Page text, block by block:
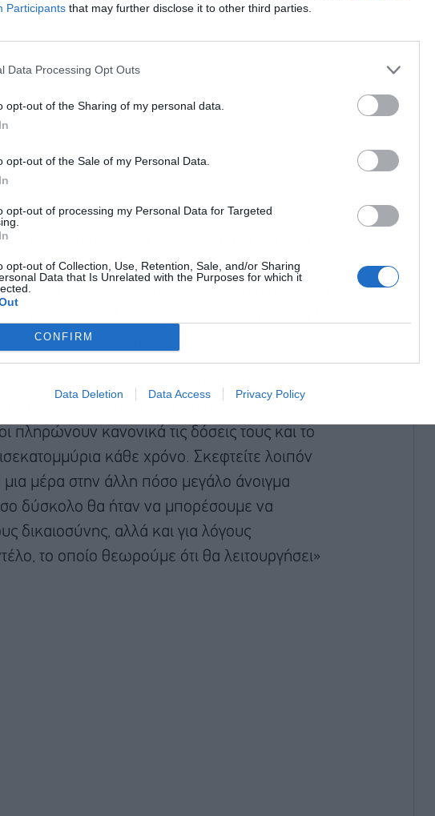
Participants that may further disclose it to other third parties.
Data Processing Opt Outs
opt-out of the Sharing of my personal data.
opt-out of the Sale of my Personal Data.
opt-out of processing my Personal Data for Targeted
opt-out of Collection, Use, Retention, Sale, and/or Sharing
Data that Is Unrelated with the Purposes for which it
CONFIRM
Data Deletion Data Access Privacy Policy
ότι δυνητικά ωφελούνται εκατοντάδες χιλιάδες
φυσικά πρόσωπα ότι δυνητικά
να πω και κάτι. Το 90% των
του 12ου του ‘23 και αυτό είναι μια απάντηση
χρέη προ του 12ου ‘23, ακριβώς γιατί 9 στα 10
είναι οφειλές προ του 12ου του ‘23.
τις 72 δόσεις μέχρι και για χρέη
τη στιγμή υπάρχουν εκατοντάδες χιλιάδες
πληρώνουν κανονικά τις δόσεις τους και το
κάθε χρόνο. Σκεφτείτε λοιπόν
μια μέρα στην άλλη πόσο μεγάλο άνοιγμα
δύσκολο θα ήταν να μπορέσουμε να
δικαιοσύνης, αλλά και για λόγους
το οποίο θεωρούμε ότι θα λειτουργήσει»